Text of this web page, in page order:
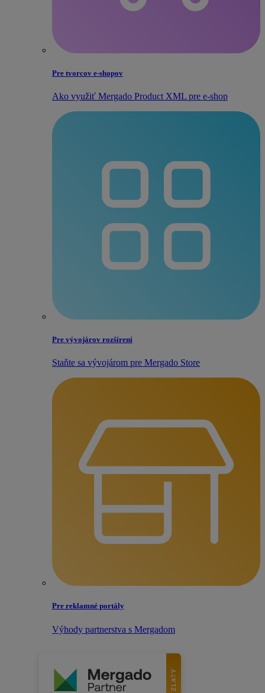
Pre tvorcov e‑shopov
Ako využiť Mergado Product XML pre e‑shop
Pre vývojárov rozšírení
Staňte sa vývojárom pre Mergado Store
Pre reklamné portály
Výhody partnerstva s Mergadom